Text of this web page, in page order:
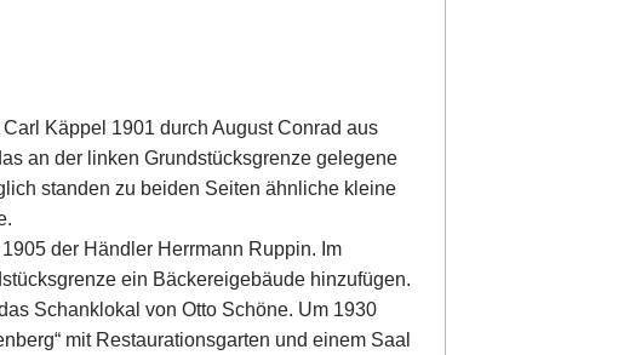
Käppel 1901 durch August Conrad aus
an der linken Grundstücksgrenze gelegene
standen zu beiden Seiten ähnliche kleine
der Händler Herrmann Ruppin. Im
ein Bäckereigebäude hinzufügen.
Schanklokal von Otto Schöne. Um 1930
mit Restaurationsgarten und einem Saal